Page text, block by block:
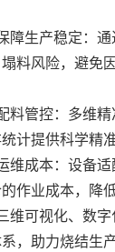
生产稳定：通
料风险，避免
管控：多维精
计提供科学精
成本：设备适
作业成本，降
可视化、数字
，助力烧结生